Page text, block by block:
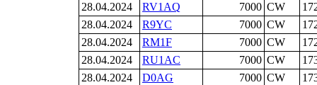
28.04.2024
RV1AQ 7000 CW
28.04.2024
R9YC 7000 CW
28.04.2024
RM1F 7000 CW
28.04.2024
RU1AC 7000 CW
28.04.2024
D0AG 7000 CW